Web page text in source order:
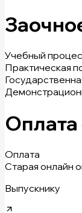
Учебный
Практическая
Оплата
Оплата
Старая онлайн
Выпускнику